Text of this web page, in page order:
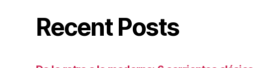
Recent Posts